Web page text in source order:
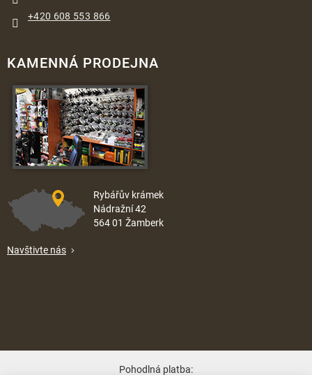
+420 608 553 866
KAMENNÁ PRODEJNA
Rybářův krámek
Nádražní 42
564 01 Žamberk
Navštivte nás
Pohodlná platba: